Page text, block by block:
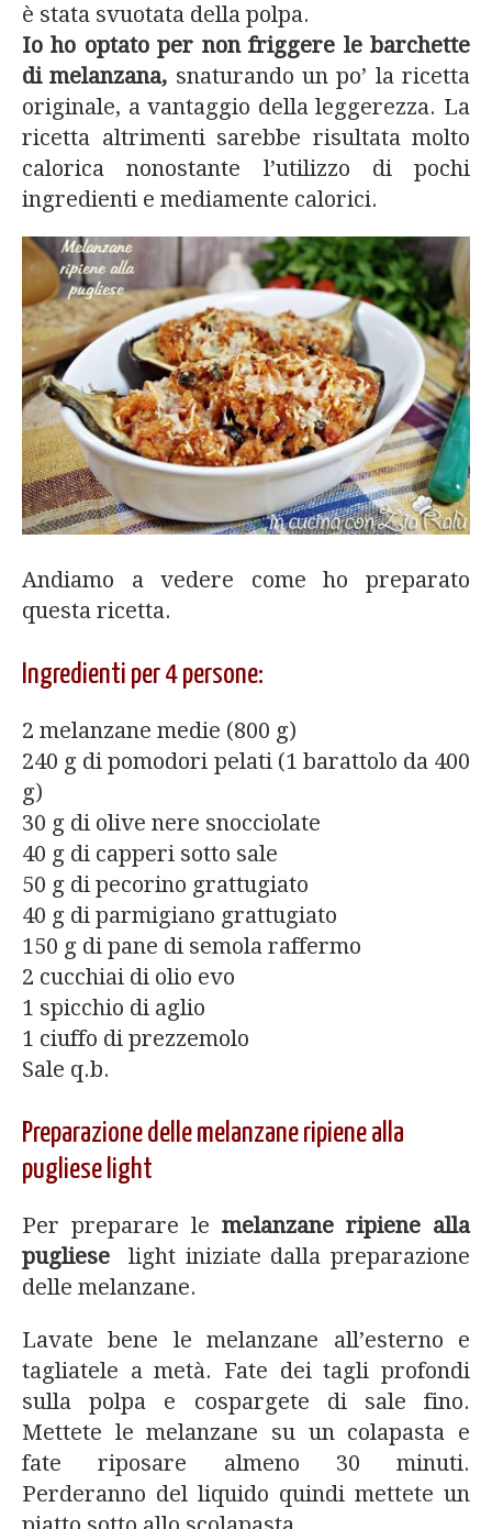
è stata svuotata della polpa.
Io ho optato per non friggere le barchette
di melanzana, snaturando un po’ la ricetta
originale, a vantaggio della leggerezza. La
ricetta altrimenti sarebbe risultata molto
calorica nonostante l’utilizzo di pochi
ingredienti e mediamente calorici.
Andiamo a vedere come ho preparato
questa ricetta.
Ingredienti per 4 persone:
2 melanzane medie (800 g)
240 g di pomodori pelati (1 barattolo da 400
g)
30 g di olive nere snocciolate
40 g di capperi sotto sale
50 g di pecorino grattugiato
40 g di parmigiano grattugiato
150 g di pane di semola raffermo
2 cucchiai di olio evo
1 spicchio di aglio
1 ciuffo di prezzemolo
Sale q.b.
Preparazione delle melanzane ripiene alla
pugliese light
Per preparare le melanzane ripiene alla
pugliese light iniziate dalla preparazione
delle melanzane.
Lavate bene le melanzane all’esterno e
tagliatele a metà. Fate dei tagli profondi
sulla polpa e cospargete di sale fino.
Mettete le melanzane su un colapasta e
fate riposare almeno 30 minuti.
Perderanno del liquido quindi mettete un